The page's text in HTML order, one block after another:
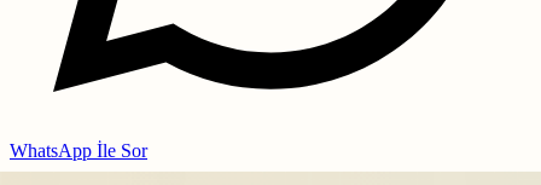
WhatsApp İle Sor